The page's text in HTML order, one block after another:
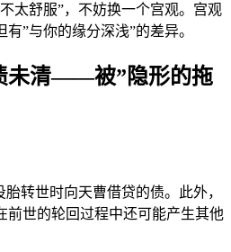
太舒服”，不妨换一个宫观。宫观
”与你的缘分深浅”的差异。
未清——被”隐形的拖
转世时向天曹借贷的债。此外，
前世的轮回过程中还可能产生其他